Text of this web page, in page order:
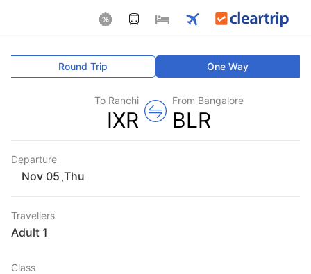
One Way
Round Trip
From Bangalore
BLR
To Ranchi
IXR
Departure
Thu
Travellers
1 Adult
Class